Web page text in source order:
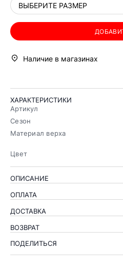
ВЫБЕРИТЕ РАЗМЕР
Наличие в магазинах
ХАРАКТЕРИСТИКИ
Артикул
Сезон
Материал верха
Цвет
ОПИСАНИЕ
ОПЛАТА
ДОСТАВКА
ВОЗВРАТ
ПОДЕЛИТЬСЯ